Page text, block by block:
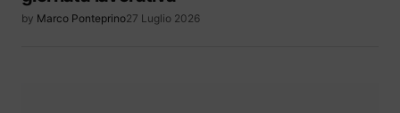
by Marco Ponteprino27 Luglio 2026